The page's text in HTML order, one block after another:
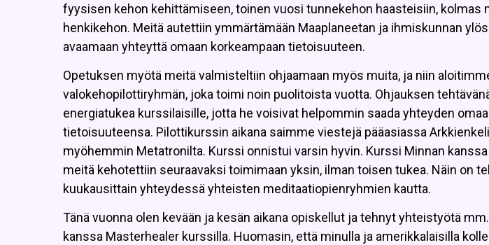
fyysisen kehon kehittämiseen, toinen vuosi tunnekehon haasteisiin, kolmas
henkikehon. Meitä autettiin ymmärtämään Maaplaneetan ja ihmiskunnan
avaamaan yhteyttä omaan korkeampaan tietoisuuteen.
Opetuksen myötä meitä valmisteltiin ohjaamaan myös muita, ja niin
valokehopilottiryhmän, joka toimi noin puolitoista vuotta. Ohjauksen
energiatukea kurssilaisille, jotta he voisivat helpommin saada yhteyden
tietoisuuteensa. Pilottikurssin aikana saimme viestejä pääasiassa
myöhemmin Metatronilta. Kurssi onnistui varsin hyvin. Kurssi Minnan
meitä kehotettiin seuraavaksi toimimaan yksin, ilman toisen tukea. Näin on
kuukausittain yhteydessä yhteisten meditaatiopienryhmien kautta.
Tänä vuonna olen kevään ja kesän aikana opiskellut ja tehnyt yhteistyötä
kanssa Masterhealer kurssilla. Huomasin, että minulla ja amerikkalaisilla